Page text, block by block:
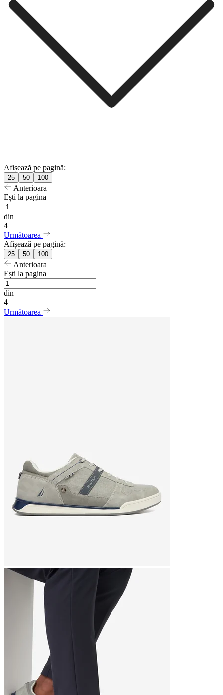
Afișează pe pagină:
25 50 100
Anterioara
Ești la pagina
din
4
Următoarea
Afișează pe pagină:
25 50 100
Anterioara
Ești la pagina
din
4
Următoarea